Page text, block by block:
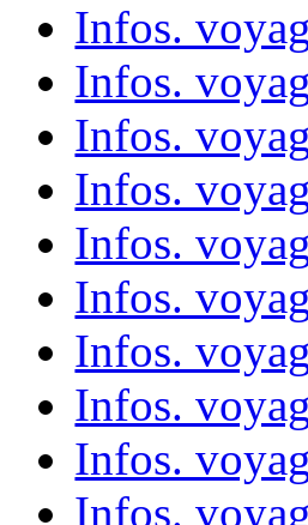
Infos.
Infos.
Infos.
Infos.
Infos.
Infos.
Infos.
Infos.
Infos.
Infos.